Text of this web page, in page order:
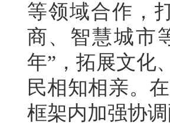
等领域合作，
商、智慧城市
年”，拓展文化
民相知相亲。
框架内加强协